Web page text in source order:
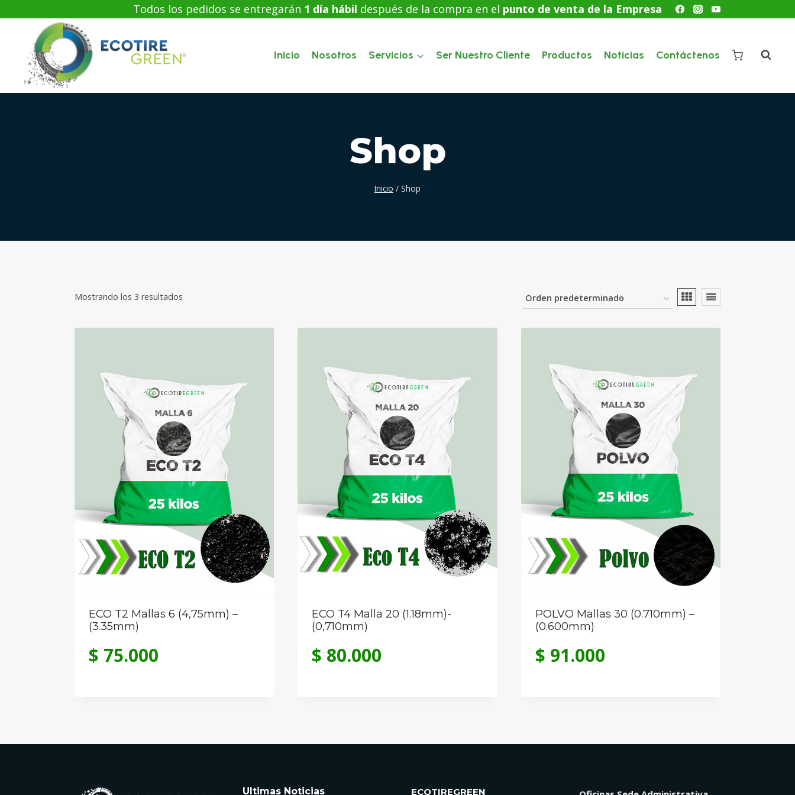
contenido
Todos los pedidos se entregarán 1 día hábil después de la compra en el punto de venta de la Empresa
Inicio Nosotros Servicios Ser Nuestro Cliente Productos Noticias Contáctenos
Shop
Inicio / Shop
Mostrando los 3 resultados
ECO T2 Mallas 6 (4,75mm) –
(3.35mm)
$ 75.000
ECO T4 Malla 20 (1.18mm)-
(0,710mm)
$ 80.000
POLVO Mallas 30 (0.710mm) –
(0.600mm)
$ 91.000
Ultimas Noticias ECOTIREGREEN